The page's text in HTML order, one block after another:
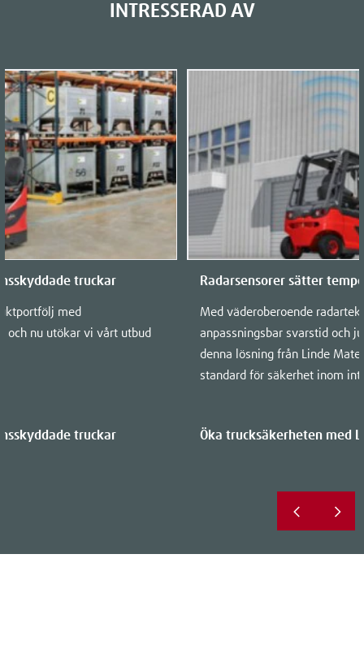
INTRESSERAD AV
truckar
med
och nu utökar vi vårt utbud
truckar
Radarsensorer sätter
Med väderoberoende
anpassningsbar svarstid och
denna lösning från Linde
standard för säkerhet inom
Öka trucksäkerheten med